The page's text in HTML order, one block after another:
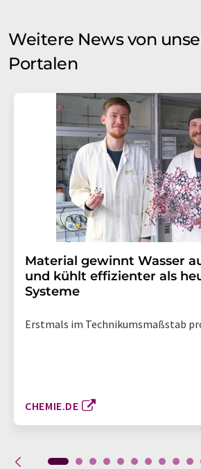
Weitere News von
Portalen
Material gewinnt Wasser
und kühlt effizienter als
Systeme
Erstmals im Technikumsmaßstab
CHEMIE.DE